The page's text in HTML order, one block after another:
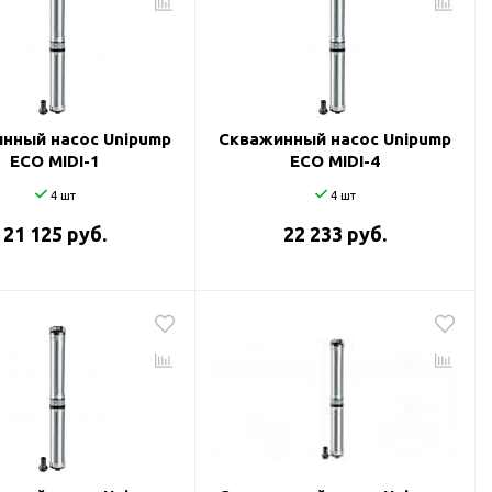
насос Unipump
ECO MIDI-1
4 шт
21 125 руб.
Скважинный насос Unipump
ECO MIDI-4
4 шт
22 233 руб.